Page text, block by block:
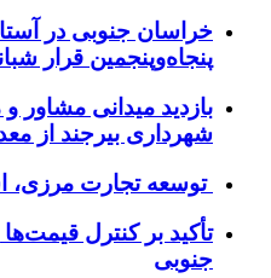
خراسان جنوبی در
پنجاه‌وپنجمین قرار
بازدید میدانی مشاور
شهرداری بیرجند از
توسعه تجارت مرزی،
تأکید بر کنترل
جنوبی